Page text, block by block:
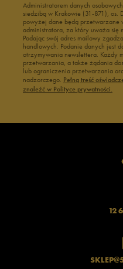
Administratorem danych
siedzibą w Krakowie (31-871), os.
powyżej dane będą przetwarzane
administratora, za który uważa się
Podając swój adres mailowy
handlowych. Podanie danych jest
otrzymywania newslettera. Każdy
przetwarzania, a także żądania
lub ograniczenia przetwarzania
nadzorczego. Pełną treść
znaleźć w Polityce prywatności.
12